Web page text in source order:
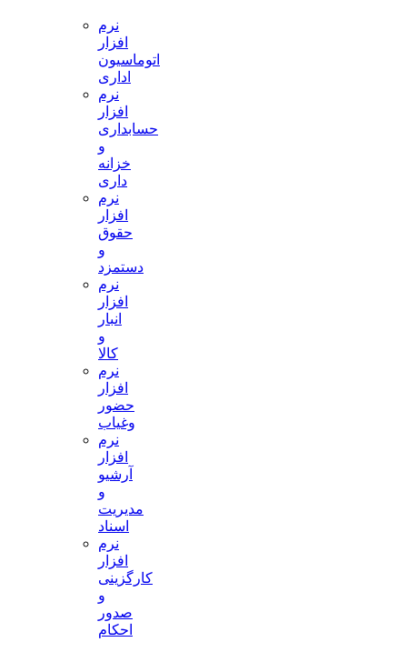
نرم
افزار
اتوماسیون
اداری
نرم
افزار
حسابداری
و
خزانه
داری
نرم
افزار
حقوق
و
دستمزد
نرم
افزار
انبار
و
کالا
نرم
افزار
حضور
وغیاب
نرم
افزار
آرشیو
و
مدیریت
اسناد
نرم
افزار
کارگزینی
و
صدور
احکام